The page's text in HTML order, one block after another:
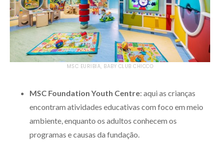
MSC EURIBIA, BABY CLUB CHICCO
MSC Foundation Youth Centre: aqui as crianças
encontram atividades educativas com foco em meio
ambiente, enquanto os adultos conhecem os
programas e causas da fundação.